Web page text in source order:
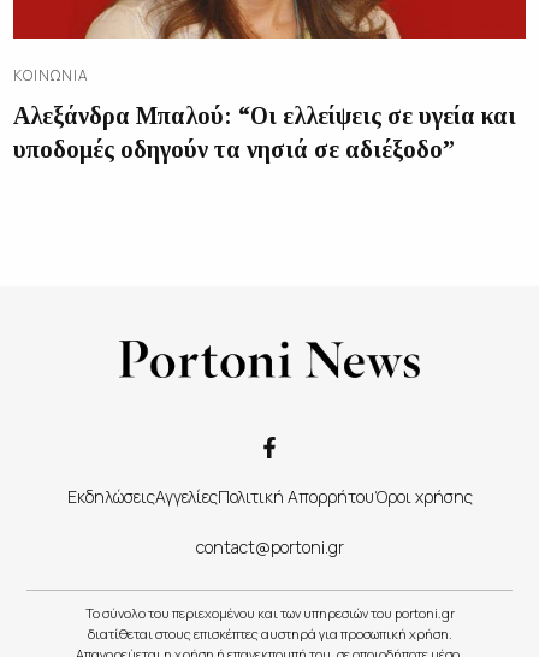
ΚΟΙΝΩΝΊΑ
Αλεξάνδρα Μπαλού: “Οι ελλείψεις σε υγεία και
υποδομές οδηγούν τα νησιά σε αδιέξοδο”
ΕκδηλώσειςΑγγελίεςΠολιτική ΑπορρήτουΌροι χρήσης
contact@portoni.gr
Το σύνολο του περιεχομένου και των υπηρεσιών του portoni.gr
διατίθεται στους επισκέπτες αυστηρά για προσωπική χρήση.